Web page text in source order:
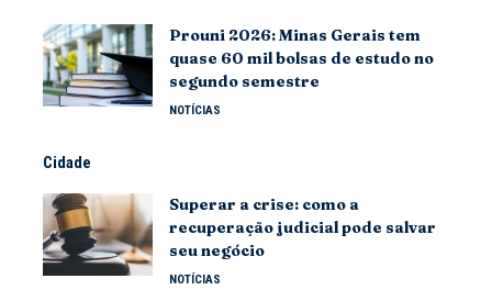
Prouni 2026: Minas Gerais tem
quase 60 mil bolsas de estudo no
segundo semestre
NOTÍCIAS
Cidade
Superar a crise: como a
recuperação judicial pode salvar
seu negócio
NOTÍCIAS